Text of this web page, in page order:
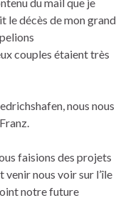
le décès de mon grand
couples étaient très
nous nous
faisions des projets
nous voir sur l’île
notre future